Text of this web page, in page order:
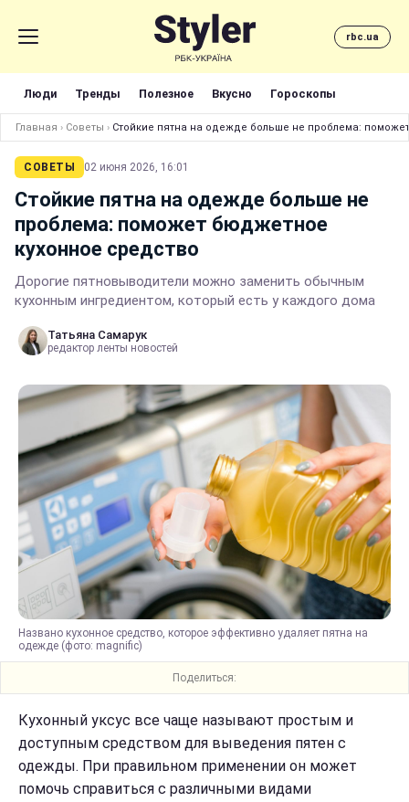
rbc.ua
Люди Тренды Полезное Вкусно Гороскопы
Главная › Советы › Стойкие пятна на одежде больше не проблема:
СОВЕТЫ 02 июня 2026, 16:01
Стойкие пятна на одежде больше не
проблема: поможет бюджетное
кухонное средство
Дорогие пятновыводители можно заменить обычным
кухонным ингредиентом, который есть у каждого дома
Татьяна Самарук
редактор ленты новостей
Названо кухонное средство, которое эффективно удаляет пятна на
одежде (фото: magnific)
Поделиться:
Кухонный уксус все чаще называют простым и
доступным средством для выведения пятен с
одежды. При правильном применении он может
помочь справиться с различными видами